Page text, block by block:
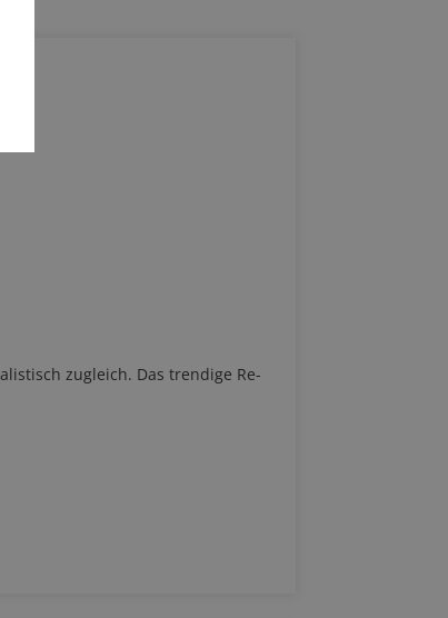
zugleich. Das trendige Re-